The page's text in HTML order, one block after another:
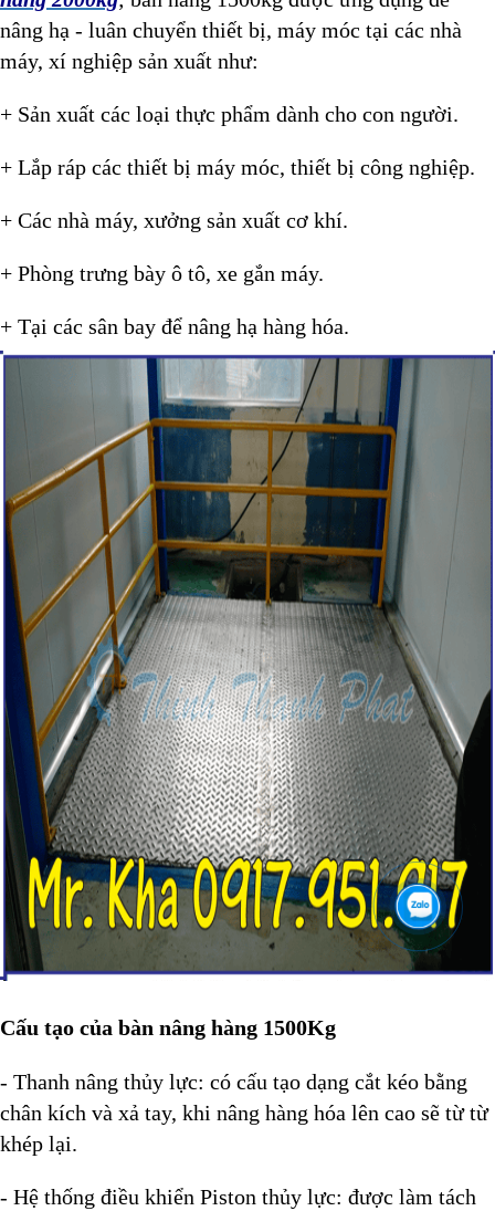
nâng hạ - luân chuyển thiết bị, máy móc tại các nhà
máy, xí nghiệp sản xuất như:
+ Sản xuất các loại thực phẩm dành cho con người.
+ Lắp ráp các thiết bị máy móc, thiết bị công nghiệp.
+ Các nhà máy, xưởng sản xuất cơ khí.
+ Phòng trưng bày ô tô, xe gắn máy.
+ Tại các sân bay để nâng hạ hàng hóa.
Cấu tạo của bàn nâng hàng 1500Kg
- Thanh nâng thủy lực: có cấu tạo dạng cắt kéo bằng
chân kích và xả tay, khi nâng hàng hóa lên cao sẽ từ từ
khép lại.
- Hệ thống điều khiển Piston thủy lực: được làm tách